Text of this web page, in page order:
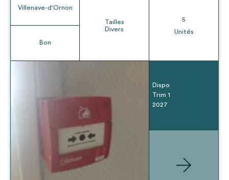
Villenave-d'Ornon
Bon
Tailles
Divers
5
Unités
Dispo
Trim 1
2027